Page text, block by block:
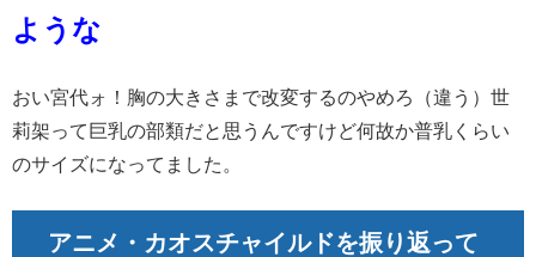
ような
おい宮代ォ！胸の大きさまで改変するのやめろ（違う）世
莉架って巨乳の部類だと思うんですけど何故か普乳くらい
のサイズになってました。
アニメ・カオスチャイルドを振り返って